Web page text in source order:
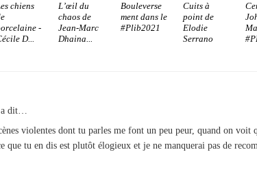
chiens
-
D...
L’œil du
chaos de
Jean-Marc
Dhaina...
Bouleverse
ment dans le
#Plib2021
Cuits à
point de
Elodie
Serrano
a dit…
violentes dont tu parles me font un peu peur, quand on voit
que tu en dis est plutôt élogieux et je ne manquerai pas de